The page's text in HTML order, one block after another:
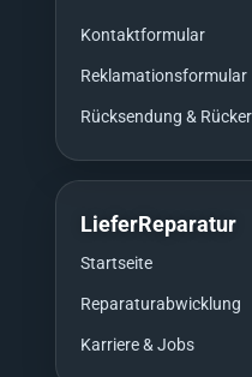
Kontaktformular
Reklamationsformular
Rücksendung &
LieferReparatur
Startseite
Reparaturabwicklung
Karriere & Jobs